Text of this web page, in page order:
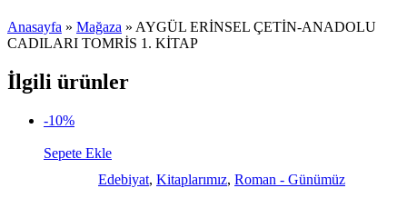
Anasayfa » Mağaza » AYGÜL ERİNSEL ÇETİN-ANADOLU
CADILARI TOMRİS 1. KİTAP
İlgili ürünler
-10%
Sepete Ekle
Edebiyat, Kitaplarımız, Roman - Günümüz